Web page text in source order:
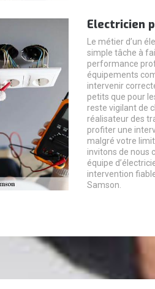
Electricien
Le métier d’un
simple tâche à
performance
équipements
intervenir
petits que pour
reste vigilant de
réalisateur des
profiter une
malgré votre
invitons de nous
équipe
intervention
Samson.